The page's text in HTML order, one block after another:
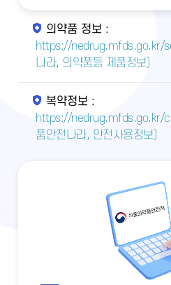
의약품 정보 :
https://nedrug.mfds.go.kr/
나라, 의약품등 제품정보)
복약정보 :
https://nedrug.mfds.go.kr/
품안전나라, 안전사용정보)